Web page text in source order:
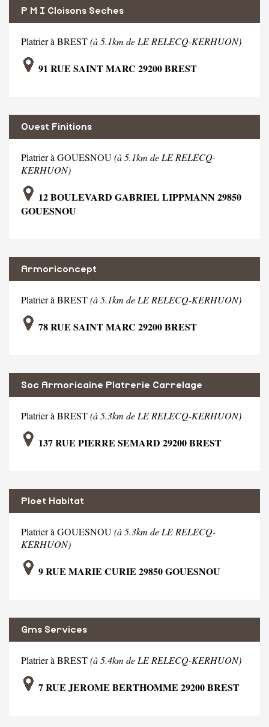
P M I Cloisons Seches
Platrier à BREST(à 5.1km de LE RELECQ-KERHUON)
91 RUE SAINT MARC 29200 BREST
Ouest Finitions
Platrier à GOUESNOU(à 5.1km de LE RELECQ-
KERHUON)
12 BOULEVARD GABRIEL LIPPMANN 29850
GOUESNOU
Armoriconcept
Platrier à BREST(à 5.1km de LE RELECQ-KERHUON)
78 RUE SAINT MARC 29200 BREST
Soc Armoricaine Platrerie Carrelage
Platrier à BREST(à 5.3km de LE RELECQ-KERHUON)
137 RUE PIERRE SEMARD 29200 BREST
Ploet Habitat
Platrier à GOUESNOU(à 5.3km de LE RELECQ-
KERHUON)
9 RUE MARIE CURIE 29850 GOUESNOU
Gms Services
Platrier à BREST(à 5.4km de LE RELECQ-KERHUON)
7 RUE JEROME BERTHOMME 29200 BREST